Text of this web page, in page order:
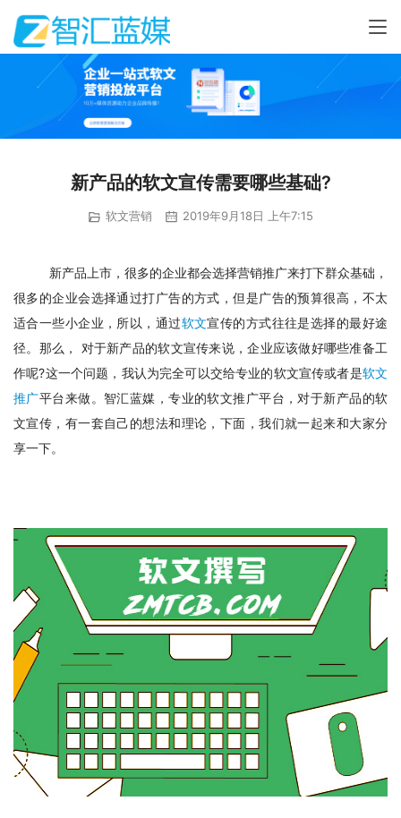
新产品的软文宣传需要哪些基础?
软文营销 2019年9月18日 上午7:15
新产品上市，很多的企业都会选择营销推广来打下群众基础，
很多的企业会选择通过打广告的方式，但是广告的预算很高，不太
适合一些小企业，所以，通过软文宣传的方式往往是选择的最好途
径。那么， 对于新产品的软文宣传来说，企业应该做好哪些准备工
作呢?这一个问题，我认为完全可以交给专业的软文宣传或者是软文
推广平台来做。智汇蓝媒，专业的软文推广平台，对于新产品的软
文宣传，有一套自己的想法和理论，下面，我们就一起来和大家分
享一下。